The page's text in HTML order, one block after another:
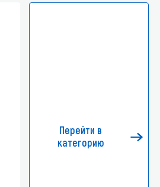
Перейти в
категорию